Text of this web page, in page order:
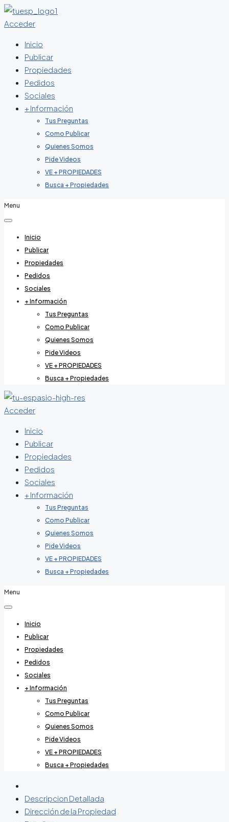
Acceder
Inicio
Publicar
Propiedades
Pedidos
Sociales
+ Información
Tus Preguntas
Como Publicar
Quienes Somos
Pide Videos
VE + PROPIEDADES
Busca + Propiedades
Menu
Inicio
Publicar
Propiedades
Pedidos
Sociales
+ Información
Tus Preguntas
Como Publicar
Quienes Somos
Pide Videos
VE + PROPIEDADES
Busca + Propiedades
Acceder
Inicio
Publicar
Propiedades
Pedidos
Sociales
+ Información
Tus Preguntas
Como Publicar
Quienes Somos
Pide Videos
VE + PROPIEDADES
Busca + Propiedades
Menu
Inicio
Publicar
Propiedades
Pedidos
Sociales
+ Información
Tus Preguntas
Como Publicar
Quienes Somos
Pide Videos
VE + PROPIEDADES
Busca + Propiedades
Descripcion Detallada
Dirección de la Propiedad